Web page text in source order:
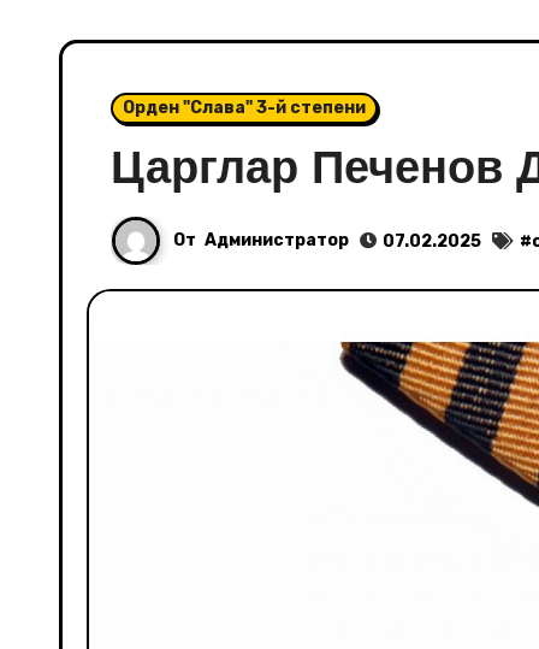
Орден "Слава" 3-й степени
Царглар Печенов
От Администратор 07.02.2025 #